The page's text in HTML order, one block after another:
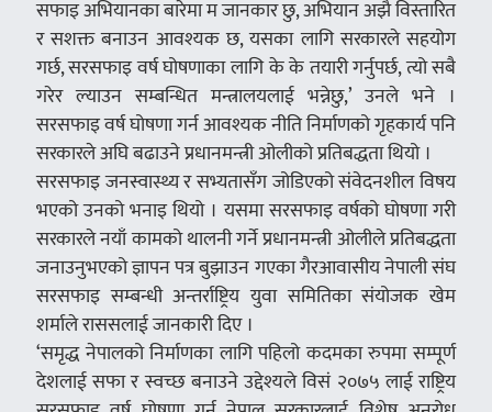
सफाइ अभियानका बारेमा म जानकार छु, अभियान अझै विस्तारित
र सशक्त बनाउन आवश्यक छ, यसका लागि सरकारले सहयोग
गर्छ, सरसफाइ वर्ष घोषणाका लागि के के तयारी गर्नुपर्छ, त्यो सबै
गरेर ल्याउन सम्बन्धित मन्त्रालयलाई भन्नेछु,’ उनले भने ।
सरसफाइ वर्ष घोषणा गर्न आवश्यक नीति निर्माणको गृहकार्य पनि
सरकारले अघि बढाउने प्रधानमन्त्री ओलीको प्रतिबद्धता थियो ।
सरसफाइ जनस्वास्थ्य र सभ्यतासँग जोडिएको संवेदनशील विषय
भएको उनको भनाइ थियो । यसमा सरसफाइ वर्षको घोषणा गरी
सरकारले नयाँ कामको थालनी गर्ने प्रधानमन्त्री ओलीले प्रतिबद्धता
जनाउनुभएको ज्ञापन पत्र बुझाउन गएका गैरआवासीय नेपाली संघ
सरसफाइ सम्बन्धी अन्तर्राष्ट्रिय युवा समितिका संयोजक खेम
शर्माले राससलाई जानकारी दिए ।
‘समृद्ध नेपालको निर्माणका लागि पहिलो कदमका रुपमा सम्पूर्ण
देशलाई सफा र स्वच्छ बनाउने उद्देश्यले विसं २०७५ लाई राष्ट्रिय